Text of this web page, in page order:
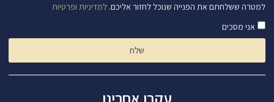
למטרה ששלחתם את הפנייה שנוכל לחזור אליכם.למדיניות ופרטיות
אני מסכים
שלח